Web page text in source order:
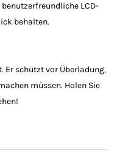
LCD-
behalten.
Er schützt vor Überladung,
müssen. Holen Sie